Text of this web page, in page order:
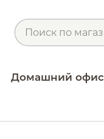
Домашний офис